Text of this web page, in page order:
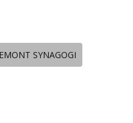
SYNAGOGI